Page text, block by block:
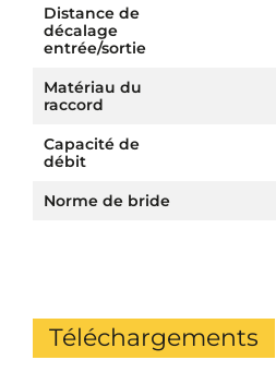
Distance de
décalage
entrée/sortie
Matériau du
raccord
Capacité de
débit
Norme de bride
Téléchargements